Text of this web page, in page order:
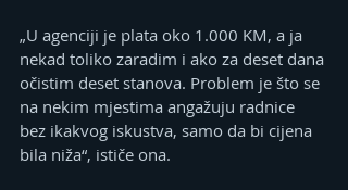
„U agenciji je plata oko 1.000 KM, a ja
nekad toliko zaradim i ako za deset dana
očistim deset stanova. Problem je što se
na nekim mjestima angažuju radnice
bez ikakvog iskustva, samo da bi cijena
bila niža“, ističe ona.